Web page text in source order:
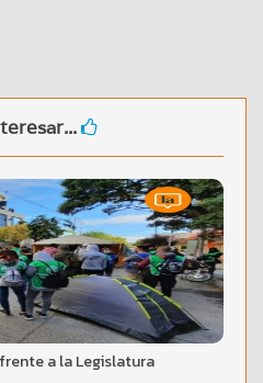
a la Legislatura